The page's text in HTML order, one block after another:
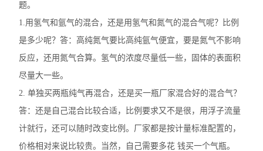
题。
1.用氢气和氩气的混合，还是用氢气和氮气的混合气呢？比例
是多少呢？答：高纯氮气要比高纯氩气便宜，要是氮气不影响
反应，还用氮气合算。氢气的浓度尽量低一些，固体的表面积
尽量大一些。
2. 单独买两瓶纯气再混合，还是买一瓶厂家混合好的混合气？
答：还是自己混合比较合适，比例要求又不是很，用浮子流量
计就行，还可以随时改变比例。厂家都是按计量标准配置的，
价格相对来说比较贵。当然，自己需要多花 钱买一个气瓶。